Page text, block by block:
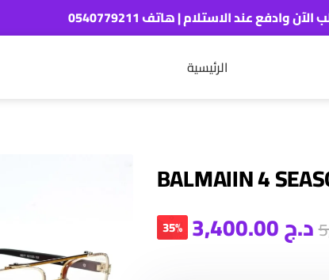
الآن وادفع عند الاستلام | هاتف 0540779211
الرئيسية
BALMAIIN 4
د.ج
35%